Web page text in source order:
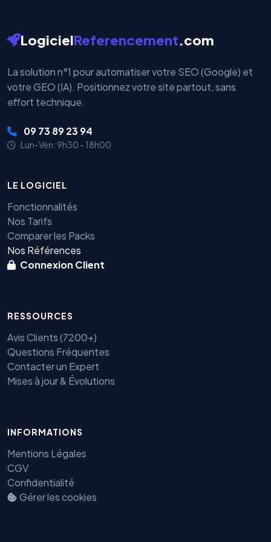
LogicielReferencement.com
La solution n°1 pour automatiser votre SEO (Google) et
votre GEO (IA). Positionnez votre site partout, sans
effort technique.
09 73 89 23 94
Lun-Ven: 9h30 - 18h00
LE LOGICIEL
Fonctionnalités
Nos Tarifs
Comparer les Packs
Nos Références
Connexion Client
RESSOURCES
Avis Clients (7200+)
Questions Fréquentes
Contacter un Expert
Mises à jour & Évolutions
INFORMATIONS
Mentions Légales
CGV
Confidentialité
Gérer les cookies